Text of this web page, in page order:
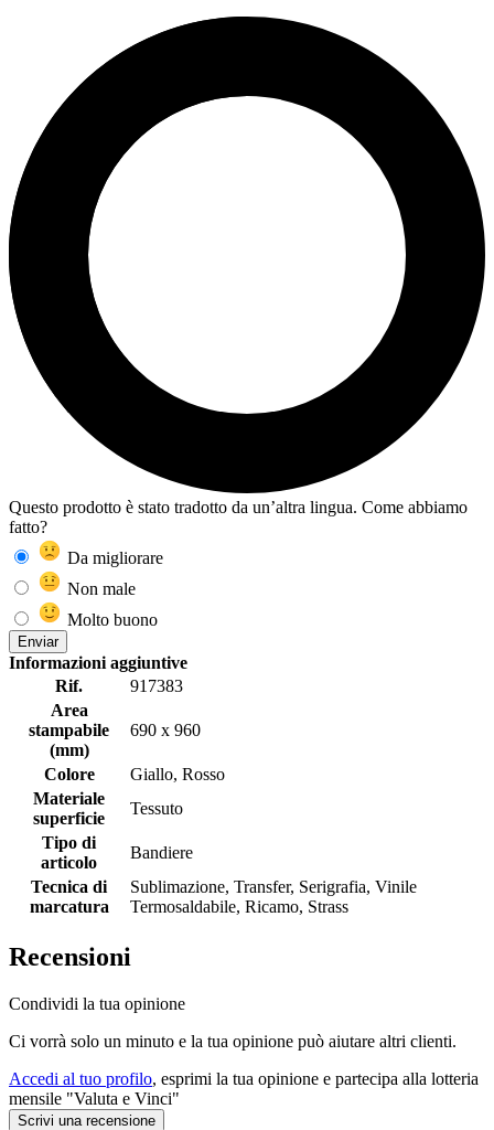
Questo prodotto è stato tradotto da un’altra lingua. Come abbiamo
fatto?
Da migliorare
Non male
Molto buono
Enviar
Informazioni aggiuntive
Rif.
917383
Area
stampabile
(mm)
690 x 960
Colore
Giallo, Rosso
Materiale
superficie
Tessuto
Tipo di
articolo
Bandiere
Tecnica di
marcatura
Sublimazione, Transfer, Serigrafia, Vinile
Termosaldabile, Ricamo, Strass
Recensioni
Condividi la tua opinione
Ci vorrà solo un minuto e la tua opinione può aiutare altri clienti.
Accedi al tuo profilo, esprimi la tua opinione e partecipa alla lotteria
mensile "Valuta e Vinci"
Scrivi una recensione